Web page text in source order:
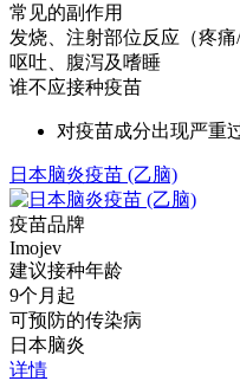
常见的副作用
发烧、注射部位反应（疼
呕吐、腹泻及嗜睡
谁不应接种疫苗
对疫苗成分出现严重
日本脑炎疫苗 (乙脑)
疫苗品牌
Imojev
建议接种年龄
9个月起
可预防的传染病
日本脑炎
详情